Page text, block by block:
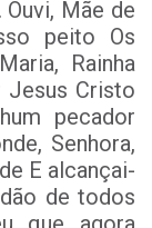
Mãe de
peito Os
Rainha
Jesus Cristo
pecador
Senhora,
E alcançai-
de todos